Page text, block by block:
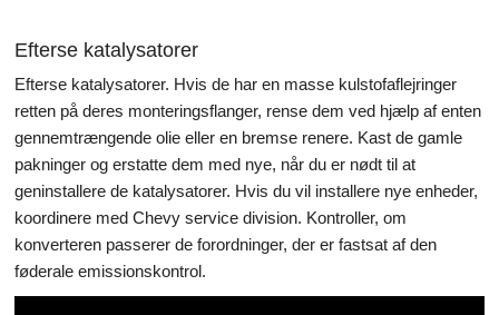
Efterse katalysatorer
Efterse katalysatorer. Hvis de har en masse kulstofaflejringer
retten på deres monteringsflanger, rense dem ved hjælp af enten
gennemtrængende olie eller en bremse renere. Kast de gamle
pakninger og erstatte dem med nye, når du er nødt til at
geninstallere de katalysatorer. Hvis du vil installere nye enheder,
koordinere med Chevy service division. Kontroller, om
konverteren passerer de forordninger, der er fastsat af den
føderale emissionskontrol.